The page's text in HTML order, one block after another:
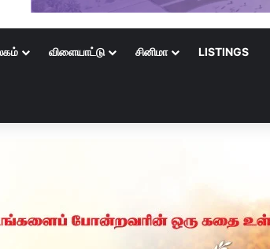
விளையாட்டு சினிமா LISTINGS